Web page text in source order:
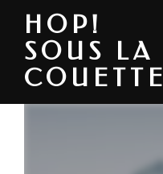
HOP!
SOUS LA
COUETTE